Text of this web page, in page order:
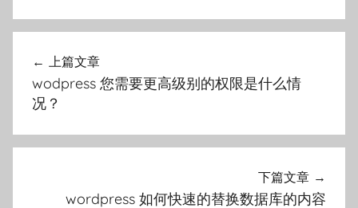
航
上篇文章
wodpress 您需要更高级别的权限是什么情
况？
下篇文章
wordpress 如何快速的替换数据库的内容